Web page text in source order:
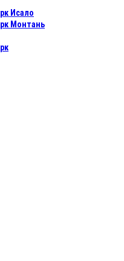
Исало
Монтань